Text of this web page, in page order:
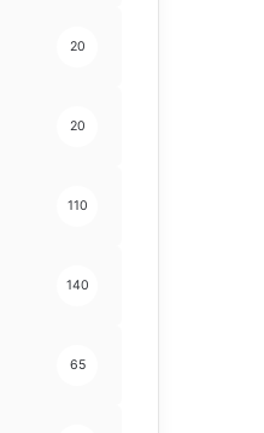
20
20
110
140
65